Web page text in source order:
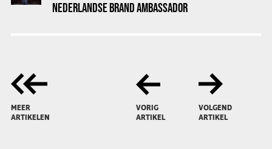
NEDERLANDSE BRAND AMBASSADOR
MEER
ARTIKELEN
VORIG
ARTIKEL
VOLGEND
ARTIKEL